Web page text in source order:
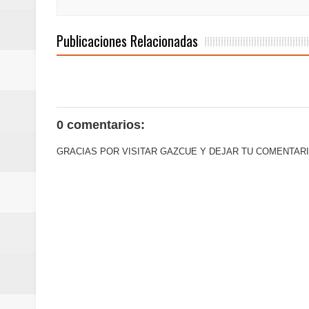
de los Centroamericanos y del
Publicaciones Relacionadas
0 comentarios:
GRACIAS POR VISITAR GAZCUE Y DEJAR TU